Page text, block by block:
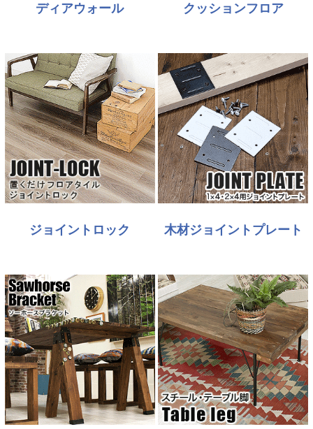
ディアウォール クッションフロア
ジョイントロック 木材ジョイントプレート